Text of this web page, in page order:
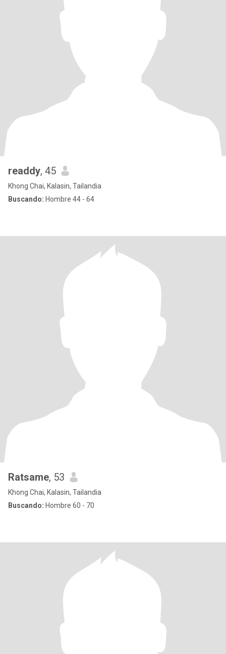
readdy, 45
Khong Chai, Kalasin, Tailandia
Buscando: Hombre 44 - 64
Ratsame, 53
Khong Chai, Kalasin, Tailandia
Buscando: Hombre 60 - 70